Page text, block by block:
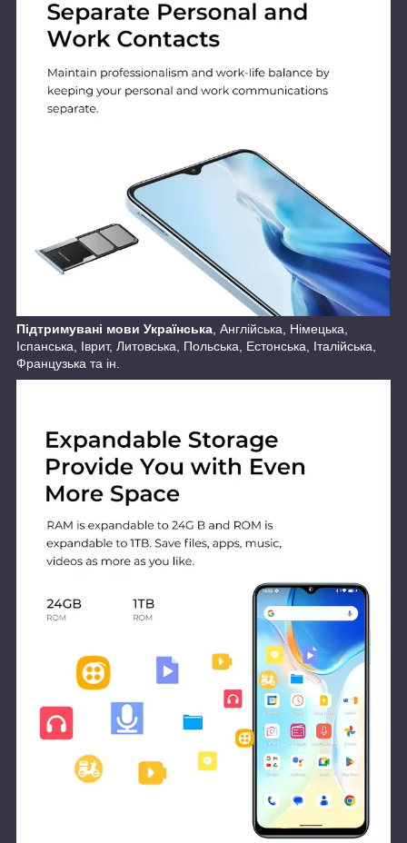
Підтримувані мови Українська, Англійська, Німецька,
Іспанська, Іврит, Литовська, Польська, Естонська, Італійська,
Французька та ін.